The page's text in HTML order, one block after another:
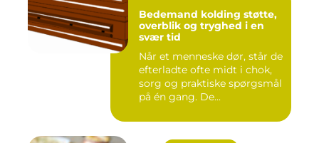
Bedemand kolding støtte,
overblik og tryghed i en
svær tid
Når et menneske dør, står de
efterladte ofte midt i chok,
sorg og praktiske spørgsmål
på én gang. De...